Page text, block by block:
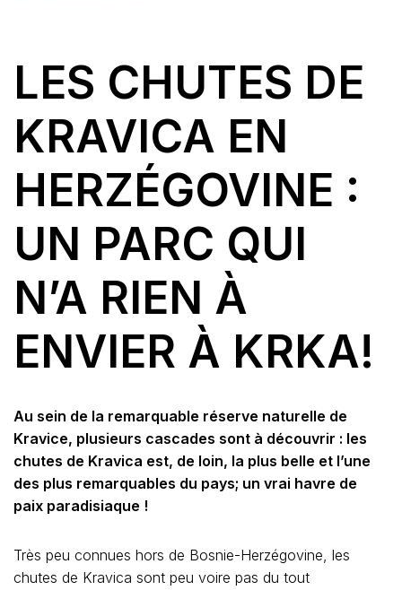
LES CHUTES DE
KRAVICA EN
HERZÉGOVINE :
UN PARC QUI
N’A RIEN À
ENVIER À KRKA!
Au sein de la remarquable réserve naturelle de
Kravice, plusieurs cascades sont à découvrir : les
chutes de Kravica est, de loin, la plus belle et l’une
des plus remarquables du pays; un vrai havre de
paix paradisiaque !
Très peu connues hors de Bosnie-Herzégovine, les
chutes de Kravica sont peu voire pas du tout